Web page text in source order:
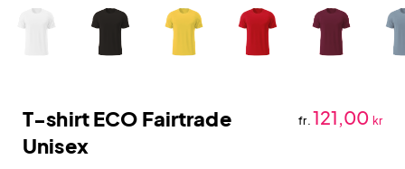
T-shirt ECO Fairtrade
Unisex
fr. 121,00 kr